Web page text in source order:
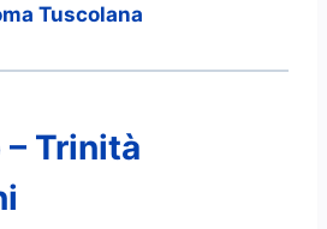
Tuscolana
– Trinità